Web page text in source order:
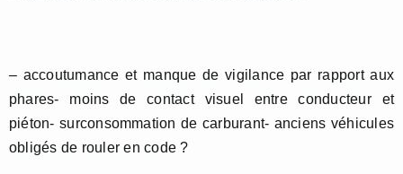
– accoutumance et manque de vigilance par rapport aux
phares- moins de contact visuel entre conducteur et
piéton- surconsommation de carburant- anciens véhicules
obligés de rouler en code ?